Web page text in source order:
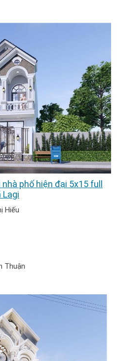
phố hiện đại 5x15 full
Hiếu
Thuận